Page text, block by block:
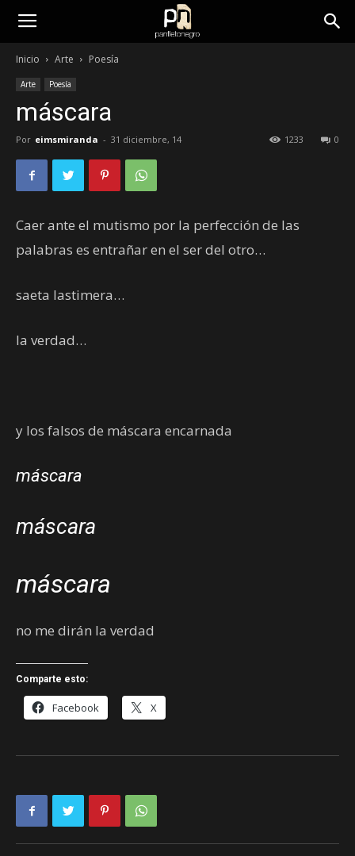
panfletonegro
Inicio Arte Poesía
Arte Poesía
máscara
Por eimsmiranda - 31 diciembre, 14 0
1233
Caer ante el mutismo por la perfección de las
palabras es entrañar en el ser del otro…
saeta lastimera…
la verdad…
y los falsos de máscara encarnada
máscara
máscara
máscara
no me dirán la verdad
Comparte esto:
Facebook X